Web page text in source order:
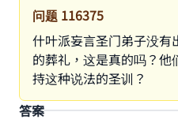
问题 116375
什叶派妄言圣门弟子没有
的葬礼，这是真的吗？
持这种说法的圣训？
答案